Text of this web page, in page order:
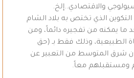
والاقتصادي..إلخ.
الذي تختص به بلاد الشام
ما يمكنه من تفجيره دائماً، ومن
الطبيعية، وذلك فقط بـ (حق
شرق المتوسط من التعبير عن
ومستقبلهم معاً.